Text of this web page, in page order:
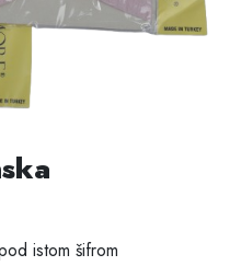
istom šifrom